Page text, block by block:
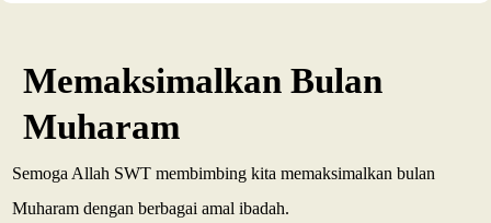
Memaksimalkan Bulan
Muharam
Semoga Allah SWT membimbing kita memaksimalkan bulan
Muharam dengan berbagai amal ibadah.